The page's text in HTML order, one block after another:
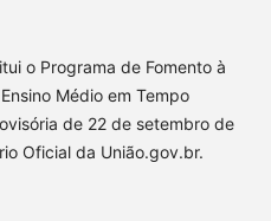
o Programa de Fomento à
Médio em Tempo
de 22 de setembro de
Oficial da União.gov.br.